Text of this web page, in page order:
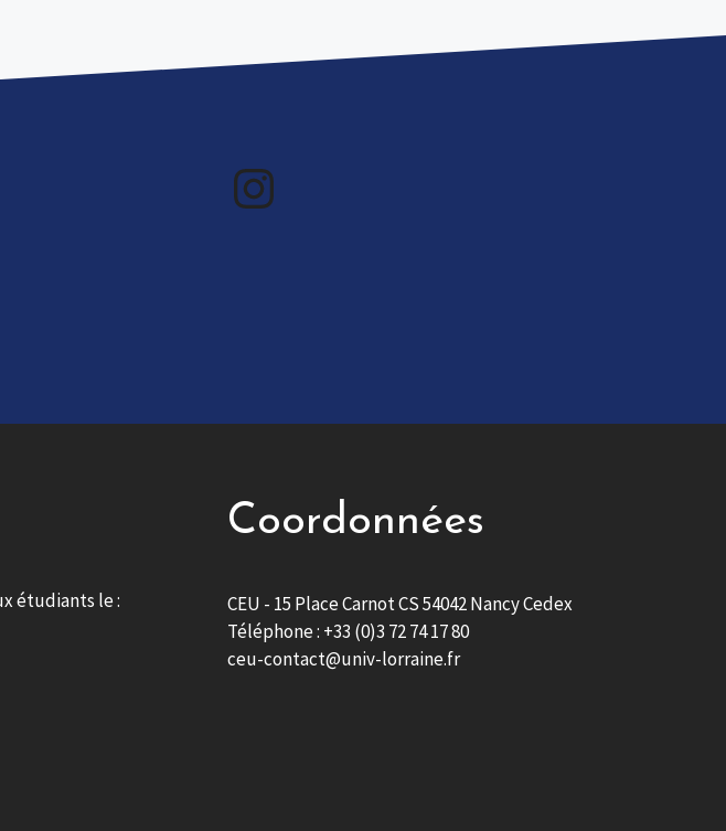
Instagram
étudiants le :
Coordonnées
CEU - 15 Place Carnot CS 54042 Nancy Cedex
Téléphone : +33 (0)3 72 74 17 80
ceu-contact@univ-lorraine.fr